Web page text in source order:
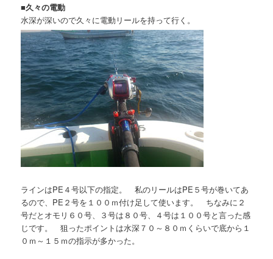
■久々の電動
水深が深いので久々に電動リールを持って行く。
ラインはPE４号以下の指定。 私のリールはPE５号が巻いてあ
るので、PE２号を１００ｍ付け足して使います。 ちなみに２
号だとオモリ６０号、３号は８０号、４号は１００号と言った感
じです。 狙ったポイントは水深７０～８０ｍくらいで底から１
０ｍ～１５ｍの指示が多かった。